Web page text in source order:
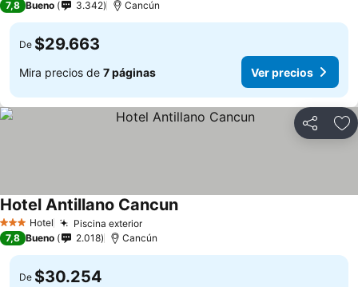
7,8 Bueno 3.342 Cancún
De $29.663
Mira precios de 7 páginas Ver precios
Compartir
3 Estrellas
Hotel Piscina exterior
Hotel Antillano Cancun
7,8 Bueno 2.018 Cancún
De $30.254